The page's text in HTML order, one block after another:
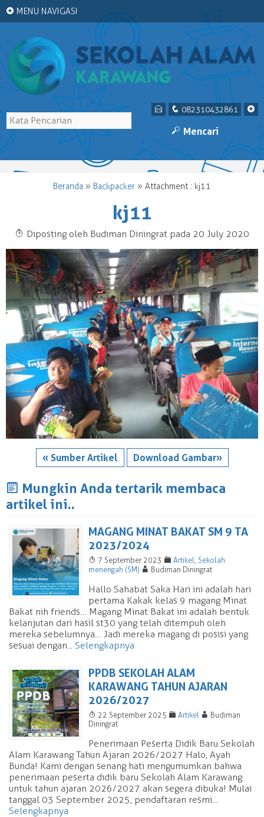
+ MENU NAVIGASI
+
q 082310432861
E
M Mencari
Beranda » Backpacker » Attachment : kj11
kj11
T Diposting oleh Budiman Diningrat pada 20 July 2020
« Sumber Artikel Download Gambar»
J Mungkin Anda tertarik membaca
artikel ini..
MAGANG MINAT BAKAT SM 9 TA
2023/2024
T 7 September 2023 F Artikel Sekolah
menengah (SM) A Budiman Diningrat
Hallo Sahabat Saka Hari ini adalah hari
pertama Kakak kelas 9 magang Minat
Bakat nih friends… Magang Minat Bakat ini adalah bentuk
kelanjutan dari hasil st30 yang telah ditempuh oleh
mereka sebelumnya… Jadi mereka magang di posisi yang
sesuai dengan... Selengkapnya
PPDB SEKOLAH ALAM
KARAWANG TAHUN AJARAN
2026/2027
T 22 September 2025 F Artikel A Budiman
Diningrat
Penerimaan Peserta Didik Baru Sekolah
Alam Karawang Tahun Ajaran 2026/2027 Halo, Ayah
Bunda! Kami dengan senang hati mengumumkan bahwa
penerimaan peserta didik baru Sekolah Alam Karawang
untuk tahun ajaran 2026/2027 akan segera dibuka! Mulai
tanggal 03 September 2025, pendaftaran resmi...
Selengkapnya